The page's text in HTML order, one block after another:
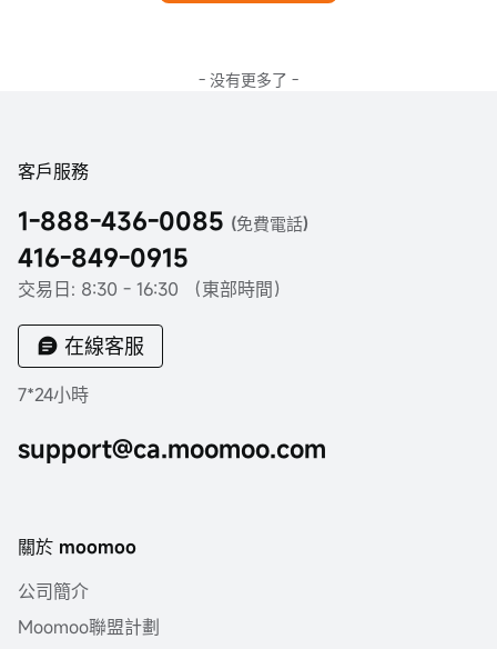
- 没有更多了 -
客戶服務
1-888-436-0085 (免費電話)
416-849-0915
交易日: 8:30 - 16:30 （東部時間）
在線客服
7*24小時
support@ca.moomoo.com
關於 moomoo
公司簡介
Moomoo聯盟計劃